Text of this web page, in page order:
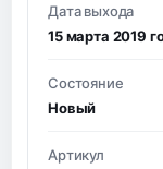
Дата выхода
15 марта 2019
Состояние
Новый
Артикул